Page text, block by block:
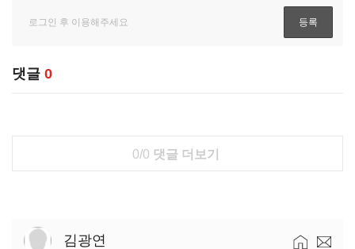
댓글 0
0/0 댓글 더보기
김광연